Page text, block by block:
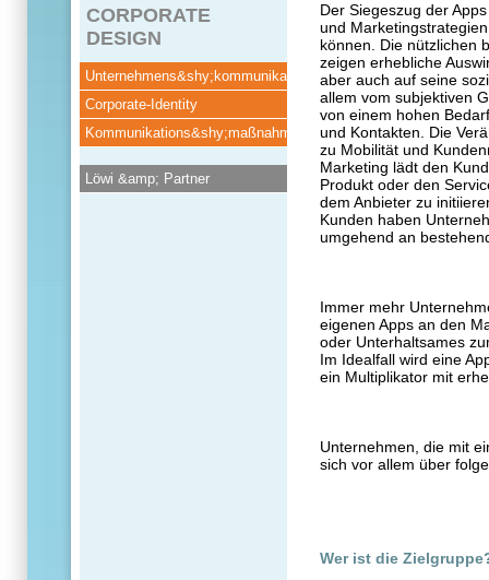
CORPORATE
DESIGN
Unternehmens&shy;kommunikation
Corporate-Identity
Kommunikations&shy;maßnahmen
Löwi &amp; Partner
Der Siegeszug der
und
können. Die nützlichen
zeigen erhebliche
aber auch auf seine
allem vom subjektiven
von einem hohen
und Kontakten. Die
zu Mobilität und
Marketing lädt den
Produkt oder den
dem Anbieter zu
Kunden haben
umgehend an
Immer mehr
eigenen Apps an den
oder Unterhaltsames
Im Idealfall wird eine
ein Multiplikator mit
Unternehmen, die mit
sich vor allem über
Wer ist die